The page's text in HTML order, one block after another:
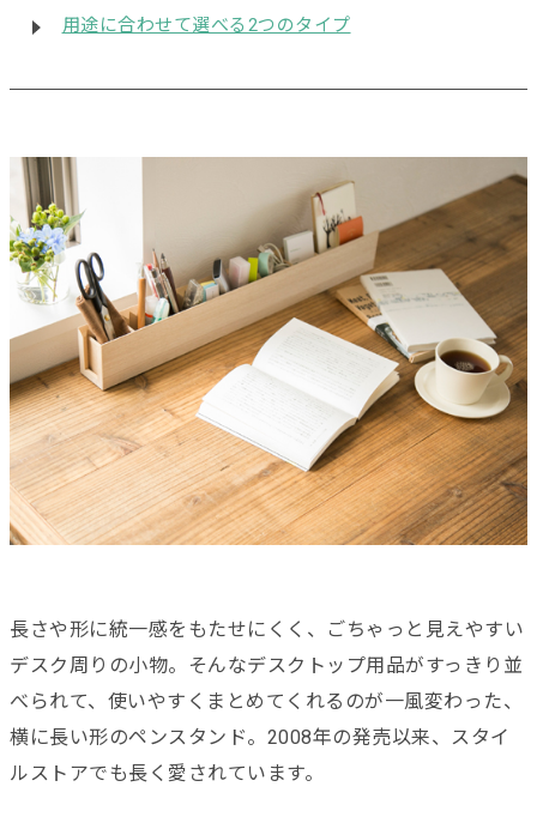
用途に合わせて選べる2つのタイプ
長さや形に統一感をもたせにくく、ごちゃっと見えやすい
デスク周りの小物。そんなデスクトップ用品がすっきり並
べられて、使いやすくまとめてくれるのが一風変わった、
横に長い形のペンスタンド。2008年の発売以来、スタイ
ルストアでも長く愛されています。